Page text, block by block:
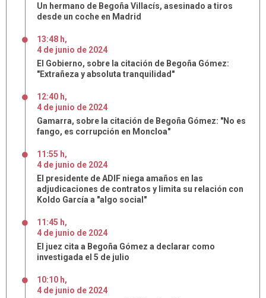
Un hermano de Begoña Villacís, asesinado a tiros
desde un coche en Madrid
13:48 h,
4 de junio de 2024
El Gobierno, sobre la citación de Begoña Gómez:
"Extrañeza y absoluta tranquilidad"
12:40 h,
4 de junio de 2024
Gamarra, sobre la citación de Begoña Gómez: "No es
fango, es corrupción en Moncloa"
11:55 h,
4 de junio de 2024
El presidente de ADIF niega amaños en las
adjudicaciones de contratos y limita su relación con
Koldo García a "algo social"
11:45 h,
4 de junio de 2024
El juez cita a Begoña Gómez a declarar como
investigada el 5 de julio
10:10 h,
4 de junio de 2024